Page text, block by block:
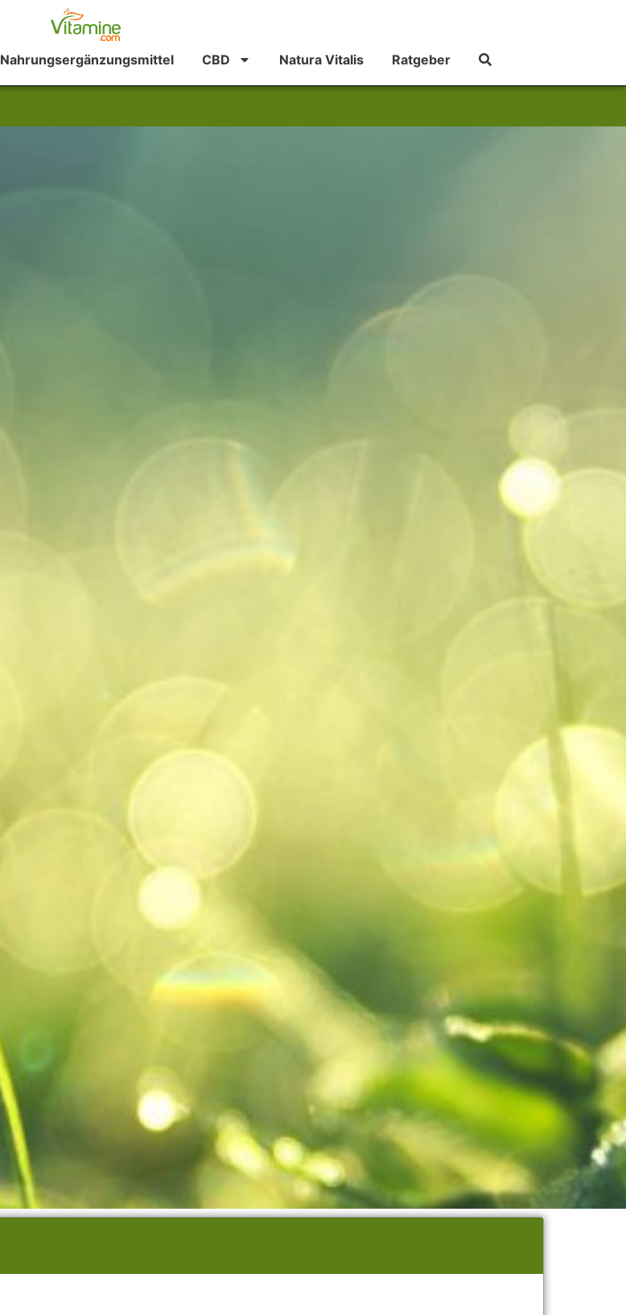
Nahrungsergänzungsmittel CBD Natura Vitalis Ratgeber